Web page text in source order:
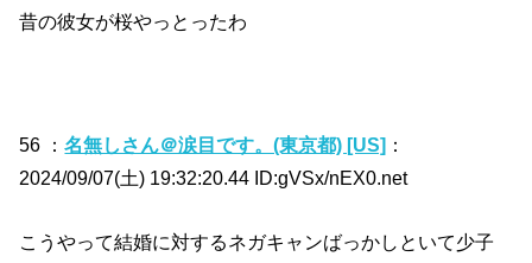
昔の彼女が桜やっとったわ
56 ：名無しさん＠涙目です。(東京都) [US] ：
2024/09/07(土) 19:32:20.44 ID:gVSx/nEX0.net
こうやって結婚に対するネガキャンばっかしといて少子